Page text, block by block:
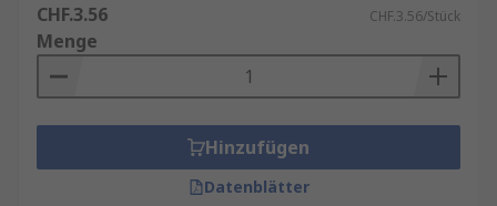
CHF.3.56 CHF.3.56/Stück
Menge
Hinzufügen
Datenblätter